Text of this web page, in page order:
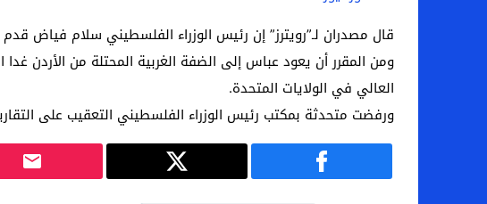
اخبار الرياضة – اليويفا يعقد اجتماعا طارئا لبحث خطة
عالم الجريمة – ب الأمن والقضاء – في الصورة: إحباط
عالم الجريمة – قُتل أربعة مهاجرين غير شرعيين أثناء محاولتهم
مال و اعمال – انكماش الاقتصاد السعودي للمرة الأولى منذ
قال مصدران لـ”رويترز” إن رئيس الوزراء الفلسطيني سلام
ومن المقرر أن يعود عباس إلى الضفة الغربية المحتلة من الأردن
العالي في الولايات المتحدة.
ورفضت متحدثة بمكتب رئيس الوزراء الفلسطيني التعقيب على